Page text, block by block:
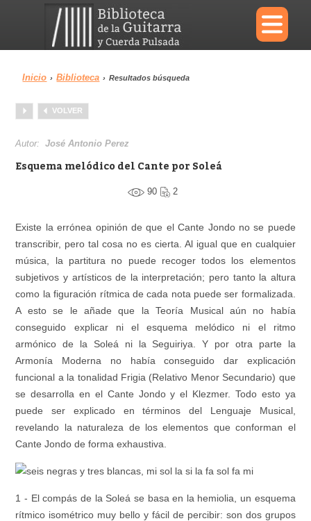
×
Menu
Biblioteca
Inicio › Biblioteca › Resultados búsqueda
VOLVER
Autor:José Antonio Perez
Esquema melódico del Cante por Soleá
90 2
Existe la errónea opinión de que el Cante Jondo no se puede
transcribir, pero tal cosa no es cierta. Al igual que en cualquier
música, la partitura no puede recoger todos los elementos
subjetivos y artísticos de la interpretación; pero tanto la altura
como la figuración rítmica de cada nota puede ser formalizada.
A esto se le añade que la Teoría Musical aún no había
conseguido explicar ni el esquema melódico ni el ritmo
armónico de la Soleá ni la Seguiriya. Y por otra parte la
Armonía Moderna no había conseguido dar explicación
funcional a la tonalidad Frigia (Relativo Menor Secundario) que
se desarrolla en el Cante Jondo y el Klezmer. Todo esto ya
puede ser explicado en términos del Lenguaje Musical,
revelando la naturaleza de los elementos que conforman el
Cante Jondo de forma exhaustiva.
1 - El compás de la Soleá se basa en la hemiolia, un esquema
rítmico isométrico muy bello y fácil de percibir: son dos grupos